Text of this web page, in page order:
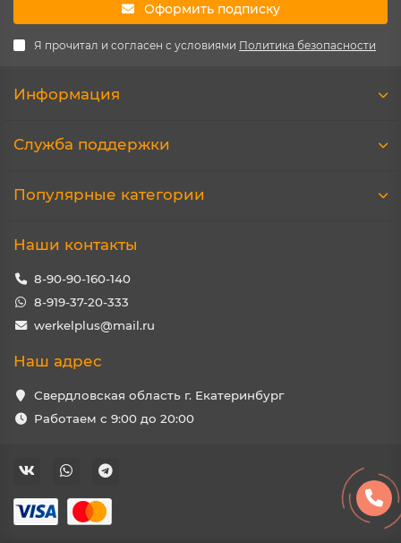
Оформить подписку
Я прочитал и согласен с условиями Политика безопасности
Информация
Служба поддержки
Популярные категории
Наши контакты
8-90-90-160-140
8-919-37-20-333
werkelplus@mail.ru
Наш адрес
Свердловская область г. Екатеринбург
Работаем с 9:00 до 20:00